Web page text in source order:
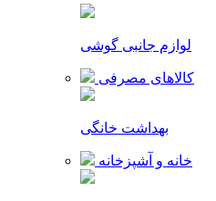
لوازم جانبی گوشی
کالاهای مصرفی
بهداشت خانگی
خانه و آشپزخانه